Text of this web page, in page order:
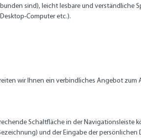
sind), leicht lesbare und verständliche
Computer etc.).
wir Ihnen ein verbindliches Angebot zum
Schaltfläche in der
und der Eingabe der